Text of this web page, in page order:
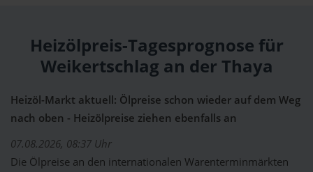
Heizölpreis-Tagesprognose für
Weikertschlag an der Thaya
Heizöl-Markt aktuell: Ölpreise schon wieder auf dem Weg
nach oben - Heizölpreise ziehen ebenfalls an
07.08.2026, 08:37 Uhr
Die Ölpreise an den internationalen Warenterminmärkten